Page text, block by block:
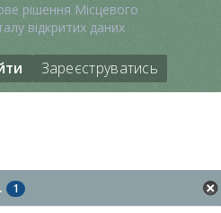
рішення Місцевого
відкритих даних
Зареєструватись
1